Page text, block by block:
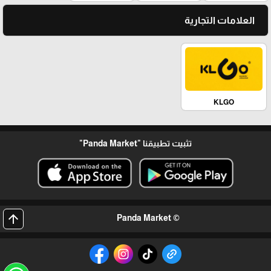
العلامات التجارية
KLGO
تثبيت تطبيقنا "Panda Market"
© Panda Market
arrow_upward